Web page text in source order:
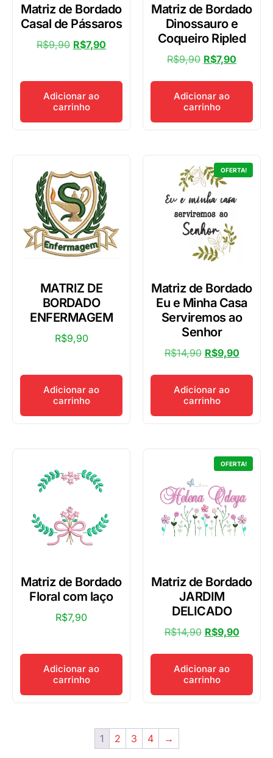
Matriz de Bordado
Casal de Pássaros
R$9,90 R$7,90
Adicionar ao
carrinho
Matriz de Bordado
Dinossauro e
Coqueiro Ripled
R$9,90 R$7,90
Adicionar ao
carrinho
MATRIZ DE
BORDADO
ENFERMAGEM
R$9,90
Adicionar ao
carrinho
OFERTA!
Matriz de Bordado
Eu e Minha Casa
Serviremos ao
Senhor
R$14,90 R$9,90
Adicionar ao
carrinho
Matriz de Bordado
Floral com laço
R$7,90
Adicionar ao
carrinho
OFERTA!
Matriz de Bordado
JARDIM
DELICADO
R$14,90 R$9,90
Adicionar ao
carrinho
1 2 3 4 →